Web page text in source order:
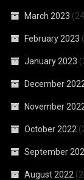
March 2023
February 2023
January 2023
December
November
October 2022
September
August 2022